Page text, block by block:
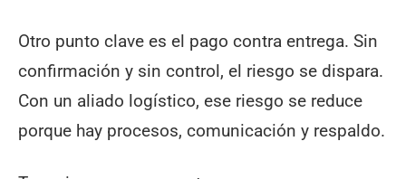
Otro punto clave es el pago contra entrega. Sin
confirmación y sin control, el riesgo se dispara.
Con un aliado logístico, ese riesgo se reduce
porque hay procesos, comunicación y respaldo.